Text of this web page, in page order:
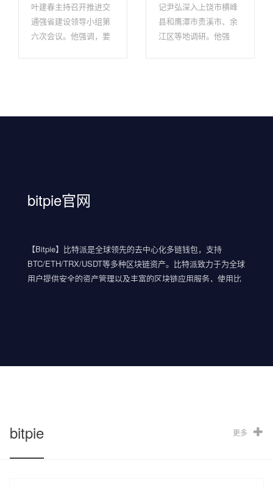
叶建春主持召开推进交
通强省建设领导小组第
六次会议。他强调，要
记尹弘深入上饶市横峰
县和鹰潭市贵溪市、余
江区等地调研。他强
bitpie官网
【Bitpie】比特派是全球领先的去中心化多链钱包，支持
BTC/ETH/TRX/USDT等多种区块链资产。比特派致力于为全球
用户提供安全的资产管理以及丰富的区块链应用服务，使用比
bitpie 更多